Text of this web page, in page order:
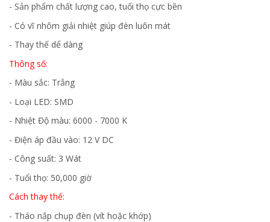
- Sản phẩm chất lượng cao, tuổi thọ cực bền
- Có vĩ nhôm giải nhiệt giúp đèn luôn mát
- Thay thế dể dàng
Thông số:
- Màu sắc: Trắng
- Loại LED: SMD
- Nhiệt Độ màu: 6000 - 7000 K
- Điện áp đầu vào: 12 V DC
- Công suất: 3 Wát
- Tuổi thọ: 50,000 giờ
Cách thay thế:
- Tháo nắp chụp đèn (vít hoặc khớp)